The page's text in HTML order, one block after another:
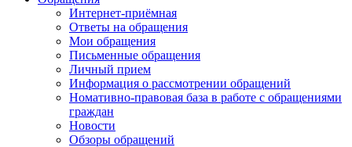
Интернет-приёмная
Ответы на обращения
Мои обращения
Письменные обращения
Личный прием
Информация о рассмотрении обращений
Номативно-правовая база в работе с обращениями
граждан
Новости
Обзоры обращений